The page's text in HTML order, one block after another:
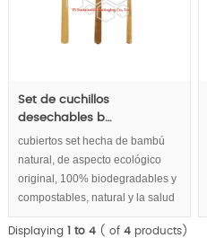
Set de cuchillos
desechables b…
cubiertos set hecha de bambú
natural, de aspecto ecológico
original, 100% biodegradables y
compostables, natural y la salud
son altamente respetados.
Displaying 1 to 4( of 4products)